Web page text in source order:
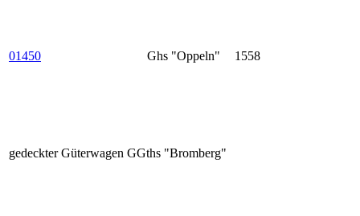
01450 Ghs "Oppeln" 1558
gedeckter Güterwagen GGths "Bromberg"